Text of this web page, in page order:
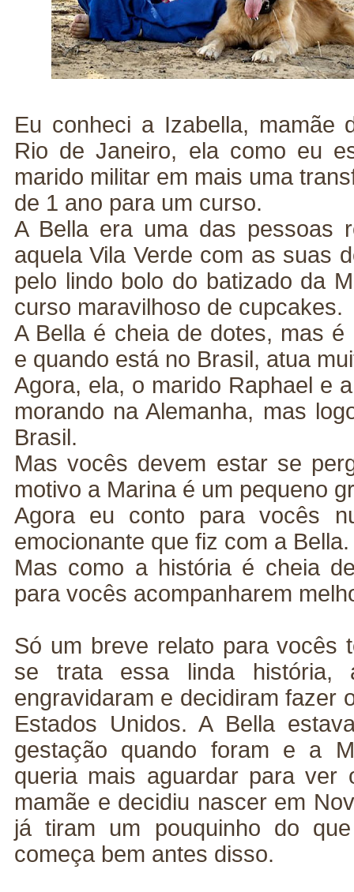
Eu conheci a Izabella, mamãe
Rio de Janeiro, ela como eu
marido militar em mais uma
de 1 ano para um curso.
A Bella era uma das pessoas
aquela Vila Verde com as suas
pelo lindo bolo do batizado da
curso maravilhoso de cupcakes.
A Bella é cheia de dotes, mas
e quando está no Brasil, atua
Agora, ela, o marido Raphael e
morando na Alemanha, mas
Brasil.
Mas vocês devem estar se
motivo a Marina é um pequeno
Agora eu conto para vocês
emocionante que fiz com a Bella.
Mas como a história é cheia
para vocês acompanharem
Só um breve relato para vocês
se trata essa linda
engravidaram e decidiram fazer
Estados Unidos. A Bella
gestação quando foram e a
queria mais aguardar para ver
mamãe e decidiu nascer em
já tiram um pouquinho do
começa bem antes disso.